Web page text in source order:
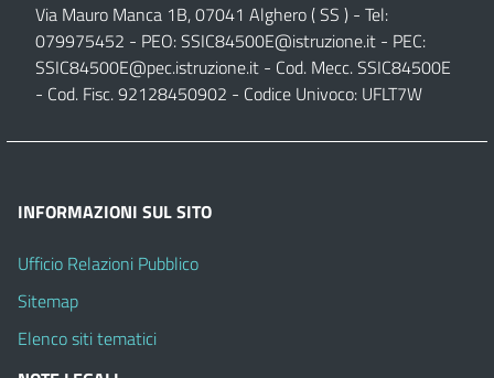
Via Mauro Manca 1B, 07041 Alghero ( SS ) - Tel:
079975452 - PEO:SSIC84500E@istruzione.it - PEC:
SSIC84500E@pec.istruzione.it - Cod. Mecc. SSIC84500E
- Cod. Fisc. 92128450902 - Codice Univoco: UFLT7W
INFORMAZIONI SUL SITO
Ufficio Relazioni Pubblico
Sitemap
Elenco siti tematici